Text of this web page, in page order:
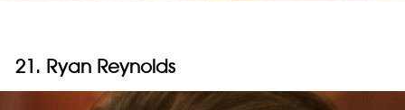
21. Ryan Reynolds